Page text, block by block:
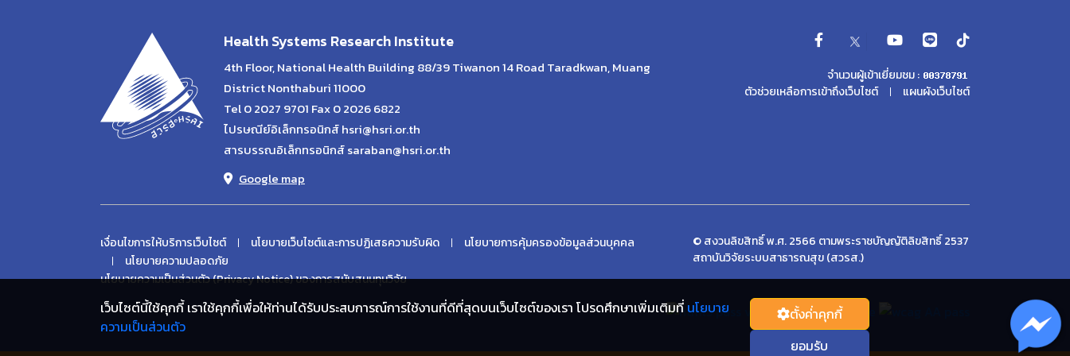
Health Systems Research Institute
4th Floor, National Health Building 88/39 Tiwanon 14 Road Taradkwan, Muang
District Nonthaburi 11000
Tel 0 2027 9701 Fax 0 2026 6822
ไปรษณีย์อิเล็กทรอนิกส์ hsri@hsri.or.th
สารบรรณอิเล็กทรอนิกส์ saraban@hsri.or.th
Google map
จำนวนผู้เข้าเยี่ยมชม :
ตัวช่วยเหลือการเข้าถึงเว็บไซต์
แผนผังเว็บไซต์
เงื่อนไขการให้บริการเว็บไซต์ นโยบายเว็บไซต์และการปฏิเสธความรับผิด
นโยบายการคุ้มครองข้อมูลส่วนบุคคล
นโยบายความปลอดภัย
นโยบายความเป็นส่วนตัว (Privacy Notice) ของการสนับสนนทุนวิจัย
© สงวนลิขสิทธิ์ พ.ศ. 2566 ตามพระราชบัญญัติลิขสิทธิ์ 2537
สถาบันวิจัยระบบสาธารณสุข (สวรส.)
เว็บไซต์นี้ใช้คุกกี้ เราใช้คุกกี้เพื่อให้ท่านได้รับประสบการณ์การใช้งานที่ดีที่สุดบนเว็บไซต์ของเรา โปรดศึกษาเพิ่มเติมที่ นโยบาย
ความเป็นส่วนตัว
ตั้งค่่าคุกกี้
ยอมรับ